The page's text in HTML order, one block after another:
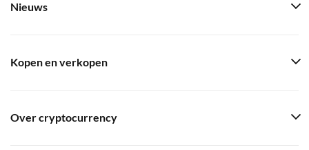
Nieuws
Kopen en verkopen
Over cryptocurrency